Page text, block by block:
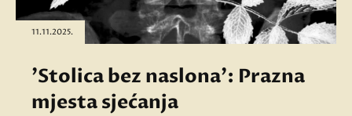
11.11.2025.
'Stolica bez naslona': Prazna
mjesta sjećanja